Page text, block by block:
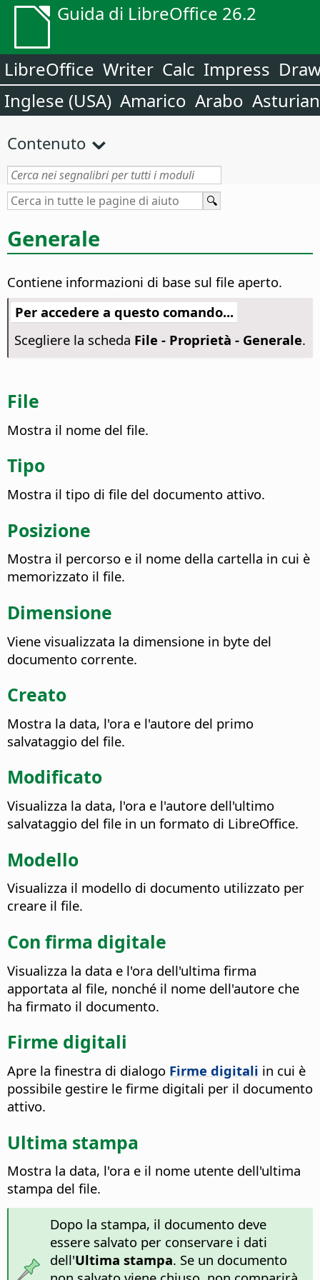
Guida di LibreOffice 26.2
LibreOffice Writer Calc Impress
Inglese (USA) Amarico Arabo
Contenuto
Generale
Contiene informazioni di base sul file aperto.
Per accedere a questo comando...
Scegliere la scheda File - Proprietà - Generale.
File
Mostra il nome del file.
Tipo
Mostra il tipo di file del documento attivo.
Posizione
Mostra il percorso e il nome della cartella in cui è
memorizzato il file.
Dimensione
Viene visualizzata la dimensione in byte del
documento corrente.
Creato
Mostra la data, l'ora e l'autore del primo
salvataggio del file.
Modificato
Visualizza la data, l'ora e l'autore dell'ultimo
salvataggio del file in un formato di LibreOffice.
Modello
Visualizza il modello di documento utilizzato per
creare il file.
Con firma digitale
Visualizza la data e l'ora dell'ultima firma
apportata al file, nonché il nome dell'autore che
ha firmato il documento.
Firme digitali
Apre la finestra di dialogo Firme digitali in cui è
possibile gestire le firme digitali per il documento
attivo.
Ultima stampa
Mostra la data, l'ora e il nome utente dell'ultima
stampa del file.
Dopo la stampa, il documento deve
essere salvato per conservare i dati
dell'Ultima stampa. Se un documento